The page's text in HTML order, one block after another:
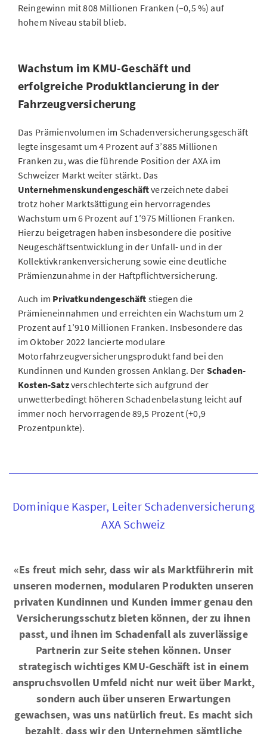
Reingewinn mit 808 Millionen Franken (–0,5 %) auf
hohem Niveau stabil blieb.
Wachstum im KMU-Geschäft und
erfolgreiche Produktlancierung in der
Fahrzeugversicherung
Das Prämienvolumen im Schadenversicherungsgeschäft
legte insgesamt um 4 Prozent auf 3’885 Millionen
Franken zu, was die führende Position der AXA im
Schweizer Markt weiter stärkt. Das
Unternehmenskundengeschäftverzeichnete dabei
trotz hoher Marktsättigung ein hervorragendes
Wachstum um 6 Prozent auf 1’975 Millionen Franken.
Hierzu beigetragen haben insbesondere die positive
Neugeschäftsentwicklung in der Unfall- und in der
Kollektivkrankenversicherung sowie eine deutliche
Prämienzunahme in der Haftpflichtversicherung.
Auch im Privatkundengeschäft stiegen die
Prämieneinnahmen und erreichten ein Wachstum um 2
Prozent auf 1’910 Millionen Franken. Insbesondere das
im Oktober 2022 lancierte modulare
Motorfahrzeugversicherungsprodukt fand bei den
Kundinnen und Kunden grossen Anklang. Der Schaden-
Kosten-Satzverschlechterte sich aufgrund der
unwetterbedingt höheren Schadenbelastung leicht auf
immer noch hervorragende 89,5 Prozent (+0,9
Prozentpunkte).
Dominique Kasper, Leiter Schadenversicherung
AXA Schweiz
«Es freut mich sehr, dass wir als Marktführerin mit
unseren modernen, modularen Produkten unseren
privaten Kundinnen und Kunden immer genau den
Versicherungsschutz bieten können, der zu ihnen
passt, und ihnen im Schadenfall als zuverlässige
Partnerin zur Seite stehen können. Unser
strategisch wichtiges KMU-Geschäft ist in einem
anspruchsvollen Umfeld nicht nur weit über Markt,
sondern auch über unseren Erwartungen
gewachsen, was uns natürlich freut. Es macht sich
bezahlt, dass wir den Unternehmen sämtliche